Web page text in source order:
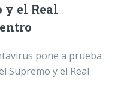
y el Real
pone a prueba
Supremo y el Real